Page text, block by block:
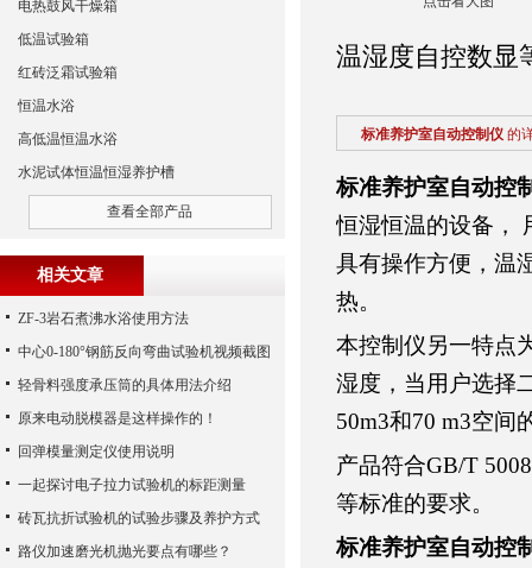
温湿度自控数显
标准养护室自动控制仪 的
标准养护室自动控
恒湿恒温的设备，
具有操作方便，温
热。
本控制仪另一特点
湿度，当用户选择
50m3和70 m3空间
产品符合GB/T
等标准的要求。
标准养护室自动控
电热鼓风干燥箱
低温试验箱
红砖泛霜试验箱
恒温水浴
高低温恒温水浴
水泥试体恒温恒湿养护槽
查看全部产品
相关文章
ZF-3岩石煮沸水浴使用方法
中心0-180°钢筋反向弯曲试验机视频截图
轻骨料强度承压筒的具体用法介绍
原来电动脱模器是这样操作的！
回弹模量测定仪使用说明
一起探讨电子拉力试验机的标距测量
砖瓦抗折试验机的试验步骤及养护方式
路仪加速磨光机抛光要点有哪些？